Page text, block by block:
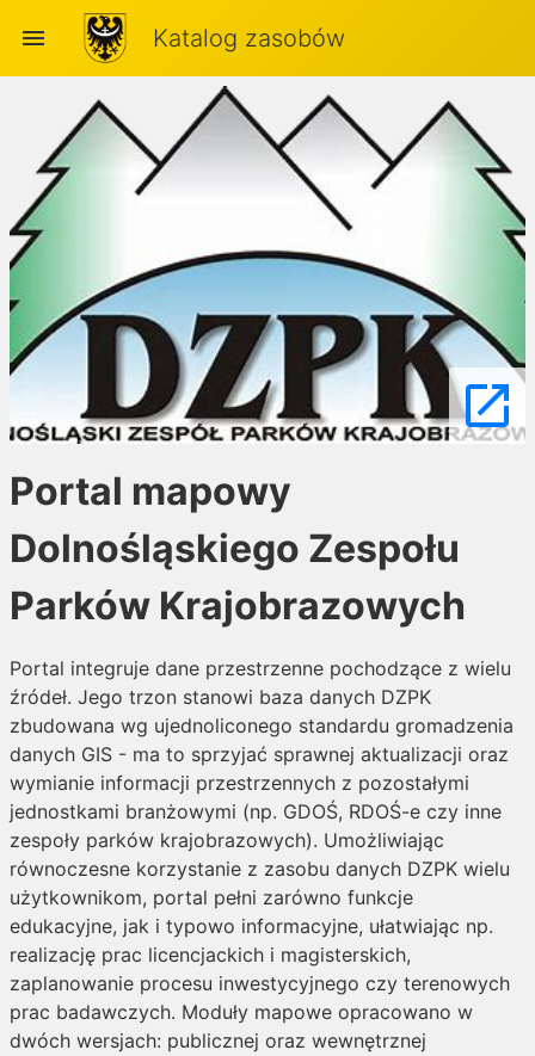
menu Katalog zasobów
launch
Portal mapowy
Dolnośląskiego Zespołu
Parków Krajobrazowych
Portal integruje dane przestrzenne pochodzące z wielu
źródeł. Jego trzon stanowi baza danych DZPK
zbudowana wg ujednoliconego standardu gromadzenia
danych GIS - ma to sprzyjać sprawnej aktualizacji oraz
wymianie informacji przestrzennych z pozostałymi
jednostkami branżowymi (np. GDOŚ, RDOŚ-e czy inne
zespoły parków krajobrazowych). Umożliwiając
równoczesne korzystanie z zasobu danych DZPK wielu
użytkownikom, portal pełni zarówno funkcje
edukacyjne, jak i typowo informacyjne, ułatwiając np.
realizację prac licencjackich i magisterskich,
zaplanowanie procesu inwestycyjnego czy terenowych
prac badawczych. Moduły mapowe opracowano w
dwóch wersjach: publicznej oraz wewnętrznej